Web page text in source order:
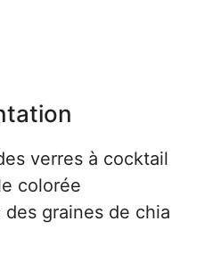
verres à cocktail
colorée
graines de chia